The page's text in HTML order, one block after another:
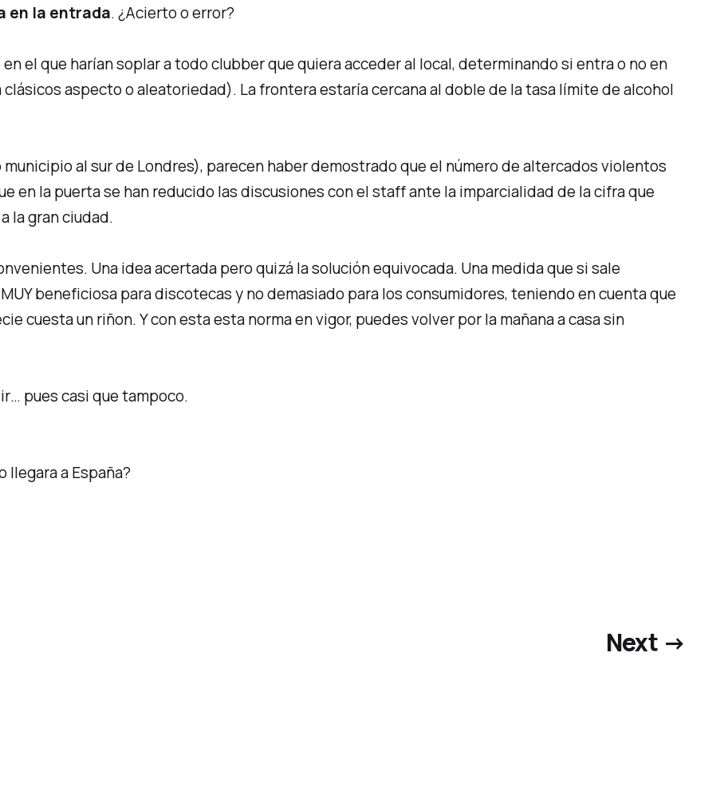
en la entrada. ¿Acierto o error?
el que harían soplar a todoclubberque quiera acceder al local, determinando si entra o no en
aspecto o aleatoriedad). La frontera estaría cercana al doble de la tasa límite de alcohol
al sur de Londres), parecen haber demostrado que el número de altercados violentos
en la puerta se han reducido las discusiones con elstaffante la imparcialidad de la cifra que
la gran ciudad.
Una idea acertada pero quizá la solución equivocada. Una medida que si sale
beneficiosa para discotecas y no demasiado para los consumidores, teniendo en cuenta que
cuesta un riñon. Y con esta esta norma en vigor, puedes volver por la mañana a casa sin
pues casi que tampoco.
llegara a España?
Next →